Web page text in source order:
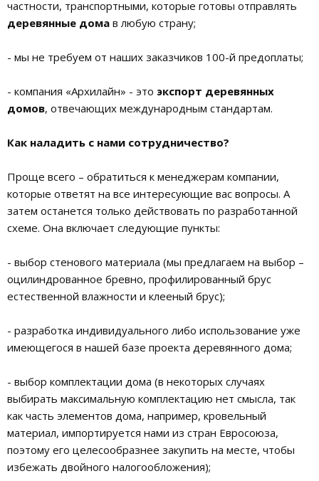
частности, транспортными, которые готовы отправлять
деревянные дома в любую страну;
- мы не требуем от наших заказчиков 100-й предоплаты;
- компания «Архилайн» - это экспорт деревянных
домов, отвечающих международным стандартам.
Как наладить с нами сотрудничество?
Проще всего – обратиться к менеджерам компании,
которые ответят на все интересующие вас вопросы. А
затем останется только действовать по разработанной
схеме. Она включает следующие пункты:
- выбор стенового материала (мы предлагаем на выбор –
оцилиндрованное бревно, профилированный брус
естественной влажности и клееный брус);
- разработка индивидуального либо использование уже
имеющегося в нашей базе проекта деревянного дома;
- выбор комплектации дома (в некоторых случаях
выбирать максимальную комплектацию нет смысла, так
как часть элементов дома, например, кровельный
материал, импортируется нами из стран Евросоюза,
поэтому его целесообразнее закупить на месте, чтобы
избежать двойного налогообложения);